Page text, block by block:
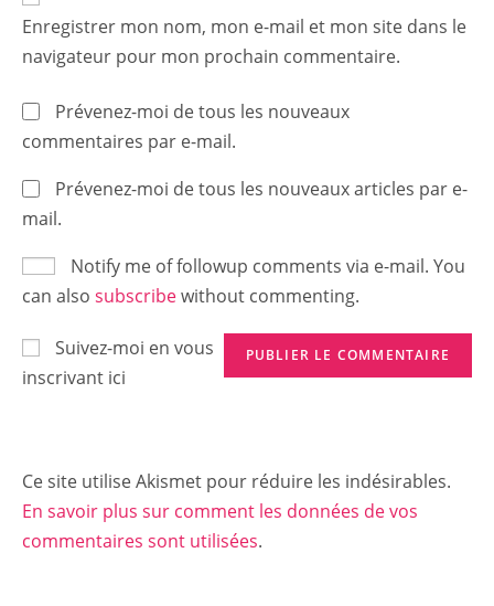
(optional)
Enregistrer mon nom, mon e-mail et mon site dans le
navigateur pour mon prochain commentaire.
Prévenez-moi de tous les nouveaux
commentaires par e-mail.
Prévenez-moi de tous les nouveaux articles par e-
mail.
Notify me of followup comments via e-mail. You
can also subscribewithout commenting.
Suivez-moi en vous
inscrivant ici
Ce site utilise Akismet pour réduire les indésirables.
En savoir plus sur comment les données de vos
commentaires sont utilisées.